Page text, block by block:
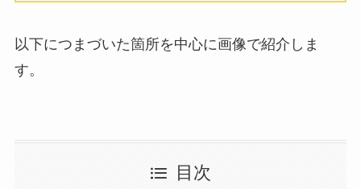
以下につまづいた箇所を中心に画像で紹介しま
す。
目次